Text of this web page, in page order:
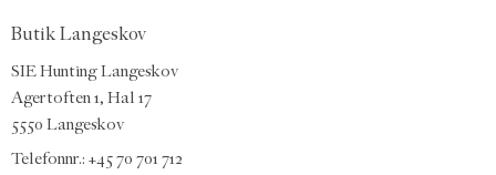
Butik Langeskov
SIE Hunting Langeskov
Agertoften 1, Hal 17
5550 Langeskov
Telefonnr.: +45 70 701 712